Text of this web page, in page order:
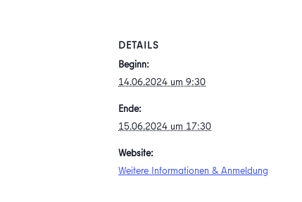
DETAILS
Beginn:
14.06.2024 um 9:30
Ende:
15.06.2024 um 17:30
Website:
Weitere Informationen & Anmeldung